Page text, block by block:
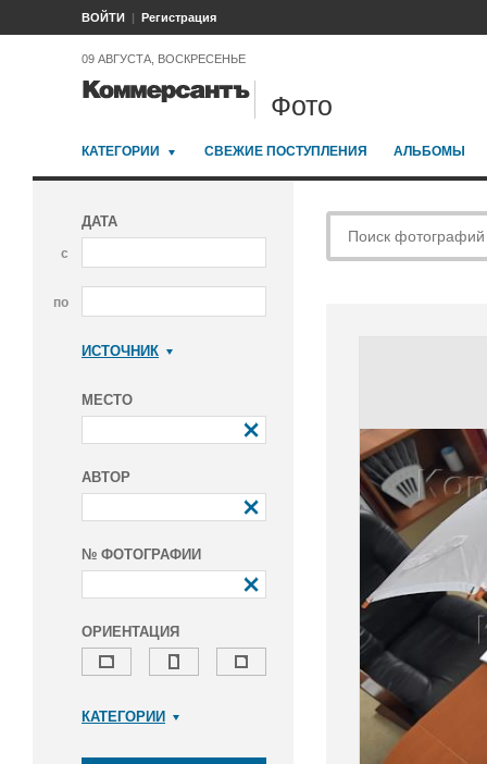
ВОЙТИ Регистрация
09 АВГУСТА, ВОСКРЕСЕНЬЕ
Фото
КАТЕГОРИИ СВЕЖИЕ ПОСТУПЛЕНИЯ АЛЬБОМЫ
ДАТА
с
по
ИСТОЧНИК
МЕСТО
АВТОР
№ ФОТОГРАФИИ
ОРИЕНТАЦИЯ
КАТЕГОРИИ